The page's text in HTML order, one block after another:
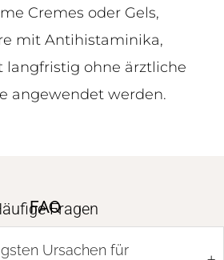
Cremes oder Gels,
mit Antihistaminika,
langfristig ohne ärztliche
angewendet werden.
FAQFragen
Ursachen für